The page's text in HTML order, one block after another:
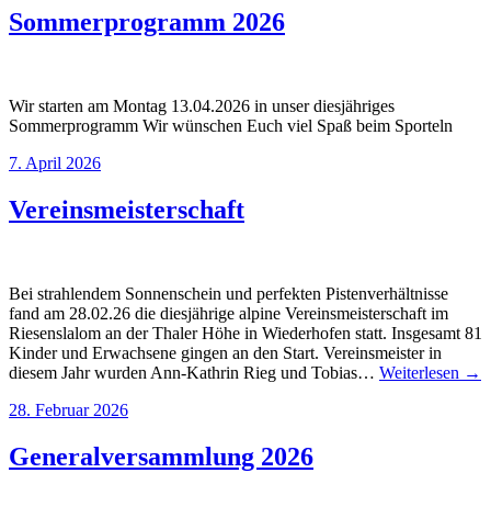
Sommerprogramm 2026
Wir starten am Montag 13.04.2026 in unser diesjähriges
Sommerprogramm Wir wünschen Euch viel Spaß beim Sporteln
7. April 2026
Vereinsmeisterschaft
Bei strahlendem Sonnenschein und perfekten Pistenverhältnisse
fand am 28.02.26 die diesjährige alpine Vereinsmeisterschaft im
Riesenslalom an der Thaler Höhe in Wiederhofen statt. Insgesamt 81
Kinder und Erwachsene gingen an den Start. Vereinsmeister in
diesem Jahr wurden Ann-Kathrin Rieg und Tobias… Weiterlesen →
28. Februar 2026
Generalversammlung 2026